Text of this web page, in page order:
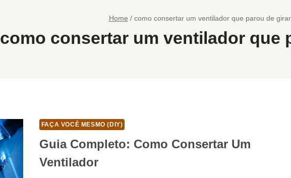
Home / como consertar um ventilador que parou de girar
como consertar um ventilador que
FAÇA VOCÊ MESMO (DIY)
Guia Completo: Como Consertar Um
Ventilador